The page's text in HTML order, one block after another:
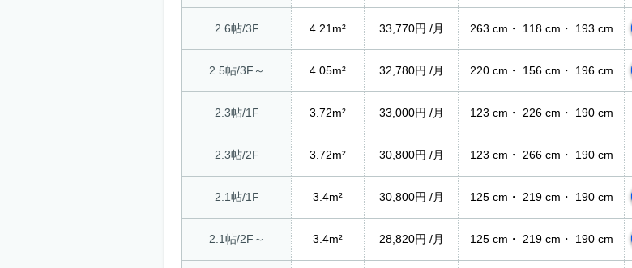
2.6帖/3F 4.21m² 33,770円 /月 263 cm・ 118 cm・ 193 cm
2.5帖/3F～ 4.05m² 32,780円 /月 220 cm・ 156 cm・ 196 cm
2.3帖/1F 3.72m² 33,000円 /月 123 cm・ 226 cm・ 190 cm
2.3帖/2F 3.72m² 30,800円 /月 123 cm・ 266 cm・ 190 cm
2.1帖/1F 3.4m² 30,800円 /月 125 cm・ 219 cm・ 190 cm
2.1帖/2F～ 3.4m² 28,820円 /月 125 cm・ 219 cm・ 190 cm